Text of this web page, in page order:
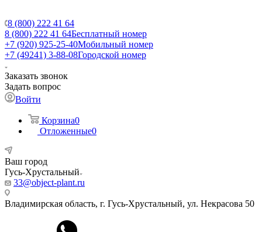
8 (800) 222 41 64
8 (800) 222 41 64Бесплатный номер
+7 (920) 925-25-40Мобильный номер
+7 (49241) 3-88-08Городской номер
Заказать звонок
Задать вопрос
Войти
Корзина0
Отложенные0
Ваш город
Гусь-Хрустальный
33@object-plant.ru
Владимирская область, г. Гусь-Хрустальный, ул. Некрасова 50